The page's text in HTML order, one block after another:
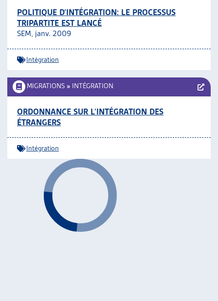
POLITIQUE D’INTÉGRATION: LE PROCESSUS
TRIPARTITE EST LANCÉ
SEM, janv. 2009
Intégration
MIGRATIONS » INTÉGRATION
ORDONNANCE SUR L’INTÉGRATION DES
ÉTRANGERS
Intégration